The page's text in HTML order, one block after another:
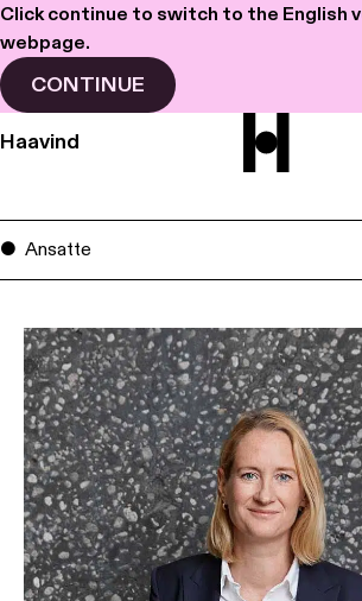
Click continue to switch to the English
webpage.
CONTINUE
Haavind
Ansatte